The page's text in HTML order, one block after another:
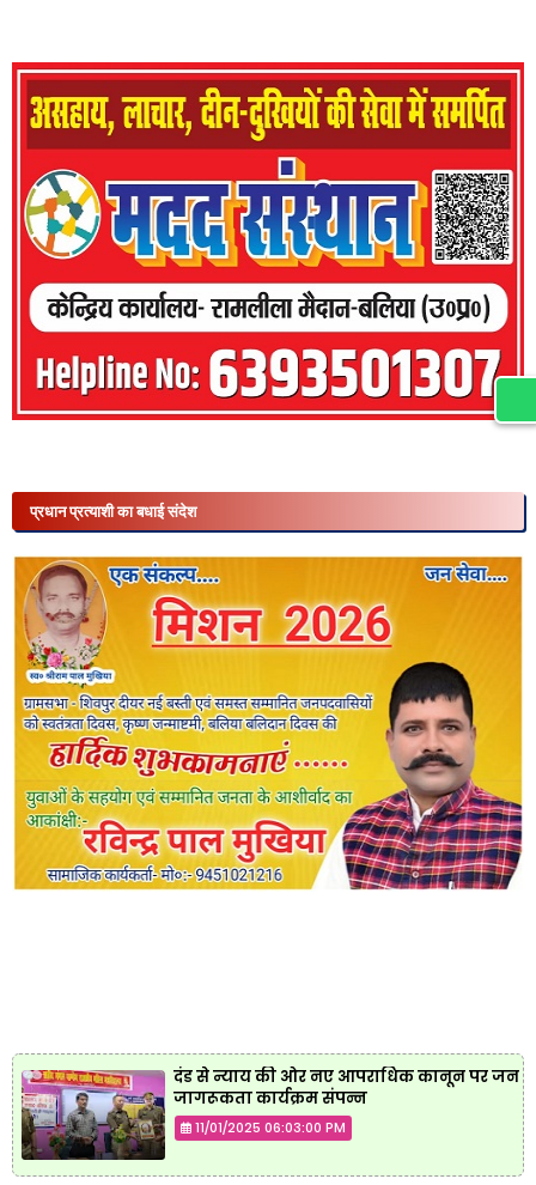
प्रधान प्रत्याशी का बधाई संदेश
दंड से न्याय की ओर नए आपराधिक कानून पर जन
जागरूकता कार्यक्रम संपन्न
11/01/2025 06:03:00 PM